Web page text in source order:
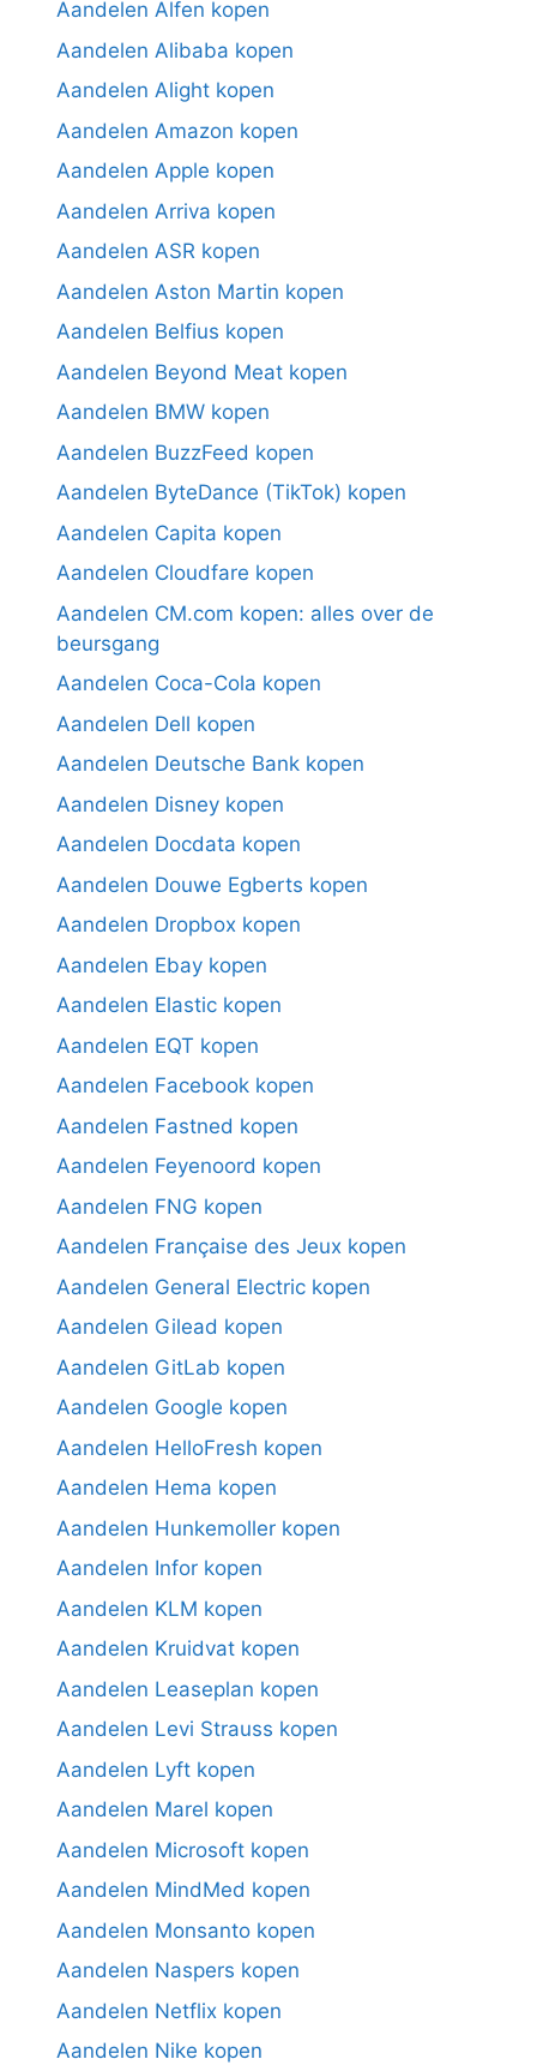
Aandelen Alfen kopen
Aandelen Alibaba kopen
Aandelen Alight kopen
Aandelen Amazon kopen
Aandelen Apple kopen
Aandelen Arriva kopen
Aandelen ASR kopen
Aandelen Aston Martin kopen
Aandelen Belfius kopen
Aandelen Beyond Meat kopen
Aandelen BMW kopen
Aandelen BuzzFeed kopen
Aandelen ByteDance (TikTok) kopen
Aandelen Capita kopen
Aandelen Cloudfare kopen
Aandelen CM.com kopen: alles over de
beursgang
Aandelen Coca-Cola kopen
Aandelen Dell kopen
Aandelen Deutsche Bank kopen
Aandelen Disney kopen
Aandelen Docdata kopen
Aandelen Douwe Egberts kopen
Aandelen Dropbox kopen
Aandelen Ebay kopen
Aandelen Elastic kopen
Aandelen EQT kopen
Aandelen Facebook kopen
Aandelen Fastned kopen
Aandelen Feyenoord kopen
Aandelen FNG kopen
Aandelen Française des Jeux kopen
Aandelen General Electric kopen
Aandelen Gilead kopen
Aandelen GitLab kopen
Aandelen Google kopen
Aandelen HelloFresh kopen
Aandelen Hema kopen
Aandelen Hunkemoller kopen
Aandelen Infor kopen
Aandelen KLM kopen
Aandelen Kruidvat kopen
Aandelen Leaseplan kopen
Aandelen Levi Strauss kopen
Aandelen Lyft kopen
Aandelen Marel kopen
Aandelen Microsoft kopen
Aandelen MindMed kopen
Aandelen Monsanto kopen
Aandelen Naspers kopen
Aandelen Netflix kopen
Aandelen Nike kopen